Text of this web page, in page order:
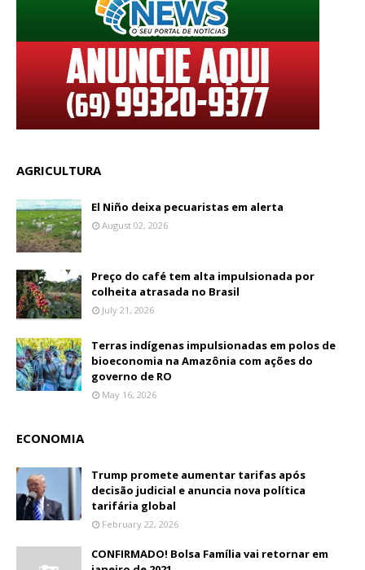
AGRICULTURA
El Niño deixa pecuaristas em alerta
August 02, 2026
Preço do café tem alta impulsionada por
colheita atrasada no Brasil
July 21, 2026
Terras indígenas impulsionadas em polos de
bioeconomia na Amazônia com ações do
governo de RO
May 16, 2026
ECONOMIA
Trump promete aumentar tarifas após
decisão judicial e anuncia nova política
tarifária global
February 22, 2026
CONFIRMADO! Bolsa Família vai retornar em